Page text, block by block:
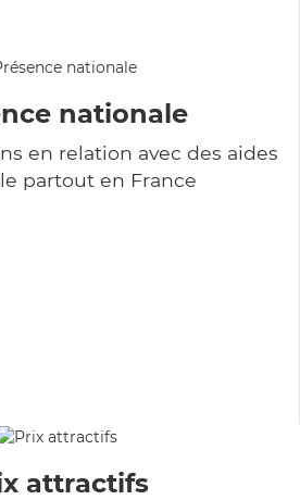
nationale
en relation avec des aides
partout en France
attractifs